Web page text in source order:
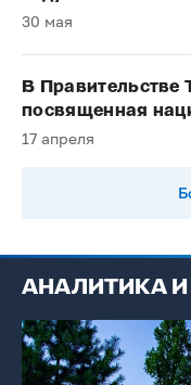
30 мая
В
посвященная
17 апреля
АНАЛИТИКА